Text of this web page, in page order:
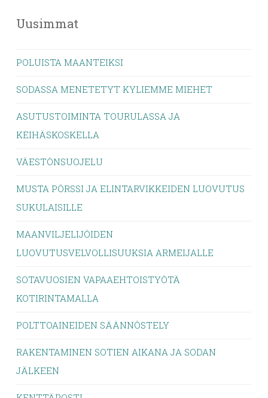
Uusimmat
POLUISTA MAANTEIKSI
SODASSA MENETETYT KYLIEMME MIEHET
ASUTUSTOIMINTA TOURULASSA JA
KEIHÄSKOSKELLA
VÄESTÖNSUOJELU
MUSTA PÖRSSI JA ELINTARVIKKEIDEN LUOVUTUS
SUKULAISILLE
MAANVILJELIJÖIDEN
LUOVUTUSVELVOLLISUUKSIA ARMEIJALLE
SOTAVUOSIEN VAPAAEHTOISTYÖTÄ
KOTIRINTAMALLA
POLTTOAINEIDEN SÄÄNNÖSTELY
RAKENTAMINEN SOTIEN AIKANA JA SODAN
JÄLKEEN